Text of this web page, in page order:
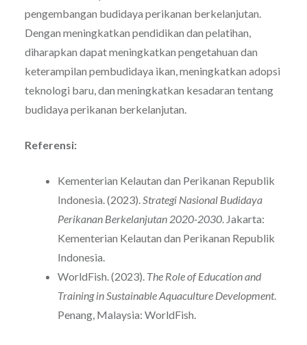
pengembangan budidaya perikanan berkelanjutan.
Dengan meningkatkan pendidikan dan pelatihan,
diharapkan dapat meningkatkan pengetahuan dan
keterampilan pembudidaya ikan, meningkatkan adopsi
teknologi baru, dan meningkatkan kesadaran tentang
budidaya perikanan berkelanjutan.
Referensi:
Kementerian Kelautan dan Perikanan Republik
Indonesia. (2023).Strategi Nasional Budidaya
Perikanan Berkelanjutan 2020-2030. Jakarta:
Kementerian Kelautan dan Perikanan Republik
Indonesia.
WorldFish. (2023). The Role of Education and
Training in Sustainable Aquaculture Development.
Penang, Malaysia: WorldFish.